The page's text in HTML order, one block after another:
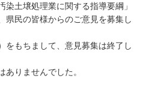
土壌処理業に関する指導要綱」
県民の皆様からのご意見を募集し
もちまして、意見募集は終了し
りませんでした。